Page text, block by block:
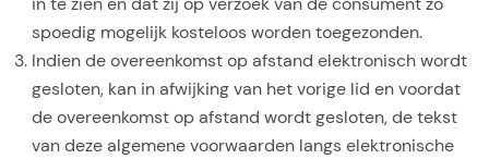
spoedig mogelijk kosteloos worden toegezonden.
Indien de overeenkomst op afstand elektronisch wordt
gesloten, kan in afwijking van het vorige lid en voordat
de overeenkomst op afstand wordt gesloten, de tekst
van deze algemene voorwaarden langs elektronische